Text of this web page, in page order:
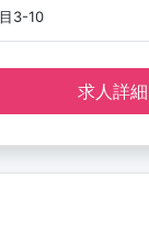
3-10
求人詳細